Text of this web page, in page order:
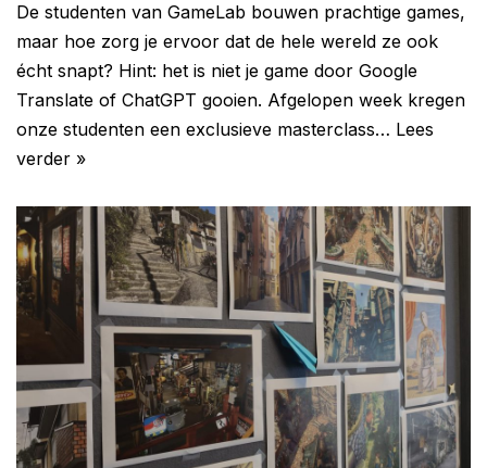
De studenten van GameLab bouwen prachtige games,
maar hoe zorg je ervoor dat de hele wereld ze ook
écht snapt? Hint: het is niet je game door Google
Translate of ChatGPT gooien. Afgelopen week kregen
onze studenten een exclusieve masterclass… Lees
verder »